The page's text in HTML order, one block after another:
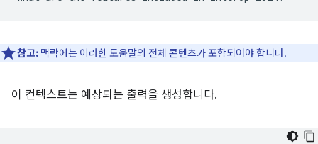
참고: 맥락에는 이러한 도움말의 전체 콘텐츠가 포함되어야 합니다.
이 컨텍스트는 예상되는 출력을 생성합니다.